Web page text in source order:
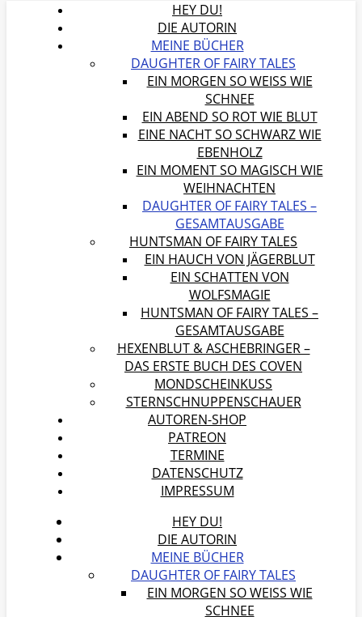
HEY DU!
DIE AUTORIN
MEINE BÜCHER
DAUGHTER OF FAIRY TALES
EIN MORGEN SO WEISS WIE S
CHNEE
EIN ABEND SO ROT WIE BLUT
EINE NACHT SO SCHWARZ WIE
EBENHOLZ
EIN MOMENT SO MAGISCH WIE
WEIHNACHTEN
DAUGHTER OF FAIRY TALES –
GESAMTAUSGABE
HUNTSMAN OF FAIRY TALES
EIN HAUCH VON JÄGERBLUT
EIN SCHATTEN VON
WOLFSMAGIE
HUNTSMAN OF FAIRY TALES –
GESAMTAUSGABE
HEXENBLUT & ASCHEBRINGER –
DAS ERSTE BUCH DES COVEN
MONDSCHEINKUSS
STERNSCHNUPPENSCHAUER
AUTOREN-SHOP
PATREON
TERMINE
DATENSCHUTZ
IMPRESSUM
HEY DU!
DIE AUTORIN
MEINE BÜCHER
DAUGHTER OF FAIRY TALES
EIN MORGEN SO WEISS WIE S
CHNEE